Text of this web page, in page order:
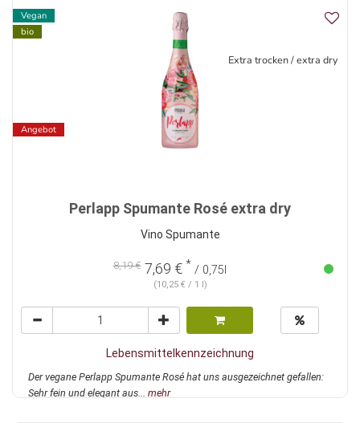
Vegan
bio
Angebot
Extra trocken / extra dry
Perlapp Spumante Rosé extra dry
Vino Spumante
8,19 €7,69 € * / 0,75l
(10,25 € / 1 l)
Lebensmittelkennzeichnung
Der vegane Perlapp Spumante Rosé hat uns ausgezeichnet gefallen:
Sehr fein und elegant aus... mehr